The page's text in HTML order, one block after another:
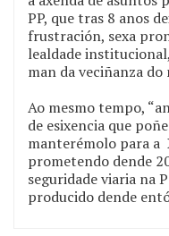
PP, que tras 8 anos
frustración, sexa
lealdade
man da veciñanza do
Ao mesmo tempo,
de esixencia que
manterémolo para a
prometendo dende
seguridade viaria na
producido dende